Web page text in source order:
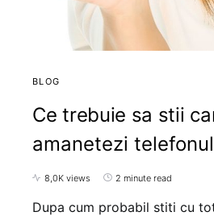
BLOG
Ce trebuie sa stii
amanetezi
8,0K views 2 minute read
Dupa cum probabil stiti cu